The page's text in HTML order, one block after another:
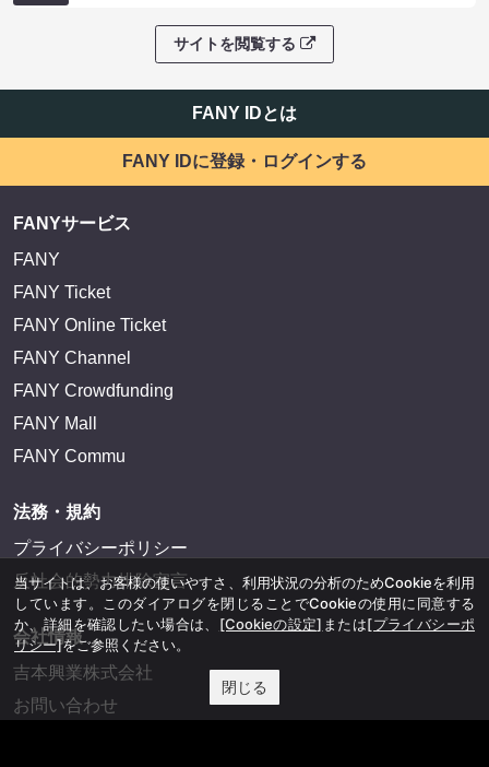
サイトを閲覧する
FANY IDとは
FANY IDに登録・ログインする
FANYサービス
FANY
FANY Ticket
FANY Online Ticket
FANY Channel
FANY Crowdfunding
FANY Mall
FANY Commu
法務・規約
プライバシーポリシー
反社会的勢力排除宣言
会社情報
吉本興業株式会社
お問い合わせ
当サイトは、お客様の使いやすさ、利用状況の分析のためCookieを利用
しています。このダイアログを閉じることでCookieの使用に同意する
か、詳細を確認したい場合は、 [Cookieの設定] または[プライバシーポ
リシー]をご参照ください。
閉じる